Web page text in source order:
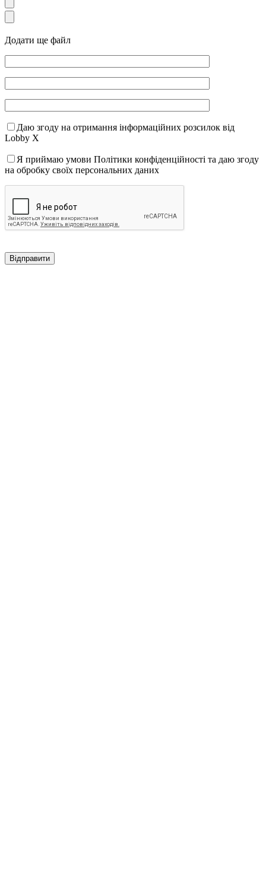
Додати ще файл
Даю згоду на отримання інформаційних розсилок від
Lobby X
Я приймаю умови Політики конфіденційності та даю згоду
на обробку своїх персональних даних